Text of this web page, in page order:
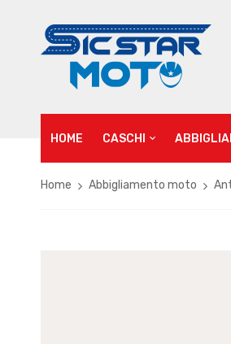
HOME CASCHI
Home Abbigliamento moto